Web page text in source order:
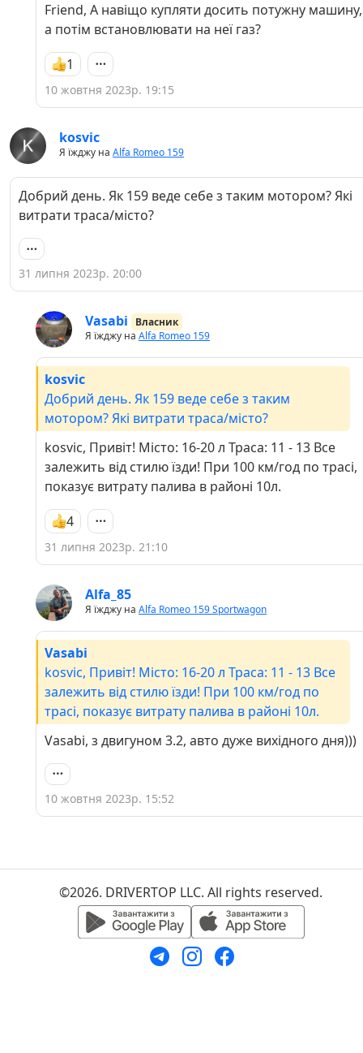
Friend, А навіщо купляти досить потужну машину,
а потім встановлювати на неї газ?
1
10 жовтня 2023р. 19:15
kosvic
Я їжджу на Alfa Romeo 159
Добрий день. Як 159 веде себе з таким мотором? Які
витрати траса/місто?
31 липня 2023р. 20:00
Vasabi
Власник
Я їжджу на Alfa Romeo 159
kosvic
Добрий день. Як 159 веде себе з таким
мотором? Які витрати траса/місто?
kosvic, Привіт! Місто: 16-20 л Траса: 11 - 13 Все
залежить від стилю їзди! При 100 км/год по трасі,
показує витрату палива в районі 10л.
4
31 липня 2023р. 21:10
Alfa_85
Я їжджу на Alfa Romeo 159 Sportwagon
Vasabi
kosvic, Привіт! Місто: 16-20 л Траса: 11 - 13 Все
залежить від стилю їзди! При 100 км/год по
трасі, показує витрату палива в районі 10л.
Vasabi, з двигуном 3.2, авто дуже вихідного дня)))
10 жовтня 2023р. 15:52
©2026. DRIVERTOP LLC. All rights reserved.